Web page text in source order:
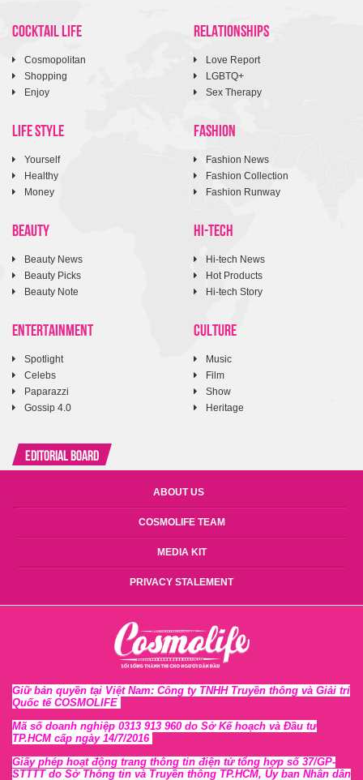
COCKTAIL LIFE
Cosmopolitan
Shopping
Enjoy
RELATIONSHIPS
Love Report
LGBTQ+
Sex Therapy
LIFE STYLE
Yourself
Healthy
Money
FASHION
Fashion News
Fashion Collection
Fashion Runway
BEAUTY
Beauty News
Beauty Picks
Beauty Note
HI-TECH
Hi-tech News
Hot Products
Hi-tech Story
ENTERTAINMENT
Spotlight
Celebs
Paparazzi
Gossip 4.0
CULTURE
Music
Film
Show
Heritage
Editorial Board
ABOUT US
COSMOLIFE TEAM
MEDIA KIT
PRIVACY STALEMENT
Giữ bản quyền tại Việt Nam: Công ty TNHH Truyền thông và Giải trí
Quốc tế COSMOLIFE
Mã số doanh nghiệp 0313 913 960 do Sở Kế hoạch và Đầu tư
TP.HCM cấp ngày 14/7/2016
Giấy phép hoạt động trang thông tin điện tử tổng hợp số 37/GP-
STTTT do Sở Thông tin và Truyền thông TP.HCM, Ủy ban Nhân dân